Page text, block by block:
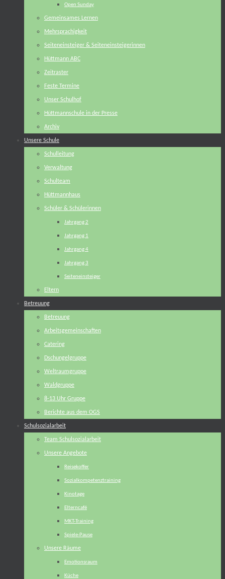
Open Sunday
Gemeinsames Lernen
Mehrsprachigkeit
Seiteneinsteiger & Seiteneinsteigerinnen
Hüttmann ABC
Zeitraster
Feste Termine
Unser Schulhof
Hüttmannschule in der Presse
Archiv
Unsere Schule
Schulleitung
Verwaltung
Schulteam
Hüttmannhaus
Schüler & Schülerinnen
Jahrgang 2
Jahrgang 1
Jahrgang 4
Jahrgang 3
Seiteneinsteiger
Eltern
Betreuung
Betreuung
Arbeitsgemeinschaften
Catering
Dschungelgruppe
Weltraumgruppe
Waldgruppe
8-13 Uhr Gruppe
Berichte aus dem OGS
Schulsozialarbeit
Team Schulsozialarbeit
Unsere Angebote
Reisekoffer
Sozialkompetenztraining
Kinotage
Elterncafé
MKT-Training
Spiele-Pause
Unsere Räume
Emotionsraum
Küche